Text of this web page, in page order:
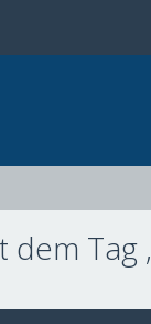
dem Tag